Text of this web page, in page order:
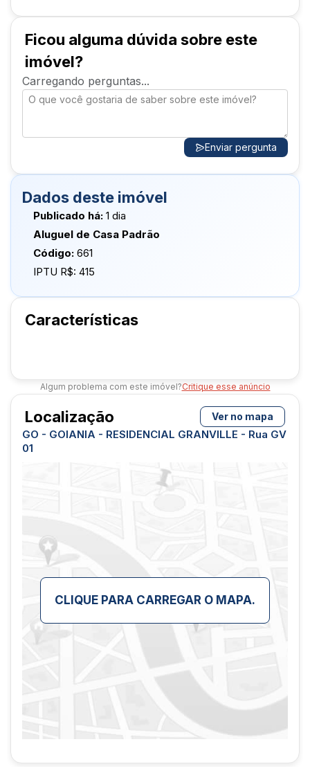
das localizações mais valorizadas da cidade.
Ficou alguma dúvida sobre este
imóvel?
Carregando perguntas...
Enviar pergunta
Dados deste imóvel
Publicado há: 1 dia
Aluguel de Casa Padrão
Código: 661
IPTU R$: 415
Características
Algum problema com este imóvel?Critique esse anúncio
Localização Ver no mapa
GO - GOIANIA - RESIDENCIAL GRANVILLE - Rua GV
01
CLIQUE PARA CARREGAR O MAPA.